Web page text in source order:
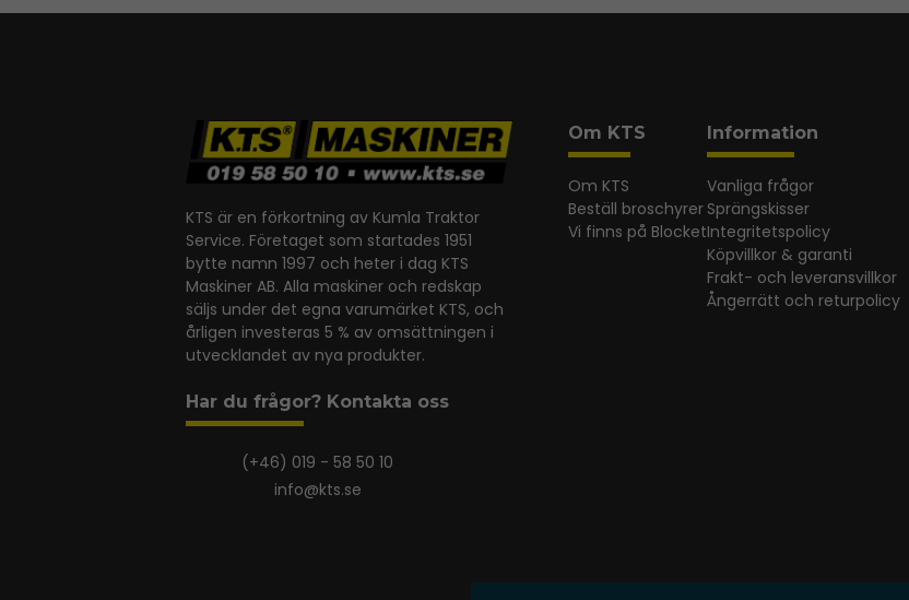
KTS är en förkortning av Kumla Traktor
Service. Företaget som startades 1951
bytte namn 1997 och heter i dag KTS
Maskiner AB. Alla maskiner och redskap
säljs under det egna varumärket KTS, och
årligen investeras 5 % av omsättningen i
utvecklandet av nya produkter.
Har du frågor? Kontakta oss
(+46) 019 - 58 50 10
info@kts.se
Om KTS
Om KTS
Beställ broschyrer
Vi finns på Blocket
Information
Vanliga frågor
Sprängskisser
Integritetspolicy
Köpvillkor & garanti
Frakt- och leveransvillkor
Ångerrätt och returpolicy